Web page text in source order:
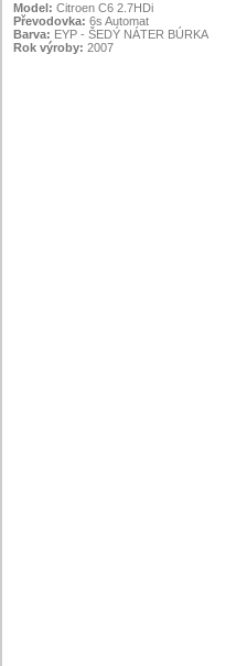
Model: Citroen C6 2.7HDi
Převodovka: 6s Automat
Barva: EYP - ŠEDÝ NÁTER BÚRKA
Rok výroby: 2007